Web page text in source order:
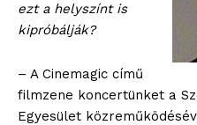
ezt a helyszínt is
kipróbálják?
– A Cinemagic című
filmzene koncertünket a
Egyesület